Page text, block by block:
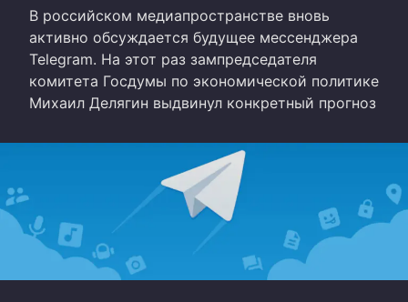
В российском медиапространстве вновь
активно обсуждается будущее мессенджера
Telegram. На этот раз зампредседателя
комитета Госдумы по экономической политике
Михаил Делягин выдвинул конкретный прогноз